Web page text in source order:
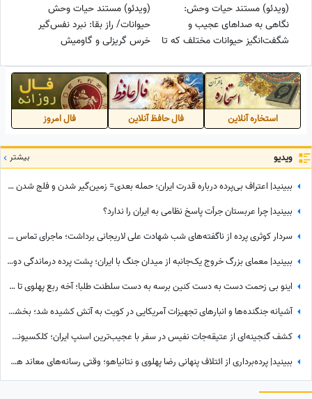
(ویدئو) مستند حیات وحش:
نگاهی به صداهای عجیب و
شگفت‌انگیز حیوانات مختلف که تا
کیوی تا شیر دریایی
(ویدئو) مستند حیات وحش
حیوانات/ راز بقا: نبرد نفس‌گیر
خرس گریزلی و گاومیش
استخاره آنلاین فال حافظ آنلاین فال امروز
ویدیو بیشتر
ببینید| اعتراف بی‌پرده درباره قدرت ایران؛ حمله بعدی= زمین‌گیر شدن و فلج شدن ما!
ببینید| چرا عربستان جرأت پاسخ نظامی به ایران را ندارد؟
سردار کوثری پرده از ناگفته‌های شب شهادت علی لاریجانی برداشت؛ ماجرای تماس آخر پسر شهید لاریجانی چه بود؟
ببینید| معمای بزرگ خروج یک‌جانبه از میدان جنگ با ایران؛ پشت پرده درماندگی دولتمردان آمریکایی!
اینو بی زحمت دست به دست کنین برسه به دست سلطنت طلبا؛ آخه ربع پهلوی تا حالا توی دعوای محله‌ای هم شرکت نکرده که آرزوی این چنینی براش دارید!+ویدیو
آشیانه جنگنده‌ها و انبارهای تجهیزات آمریکایی در کویت به آتش کشیده شد؛ بخشی از انتقام حمله به قشم تیک خورد!
کشف گنجینه‌ای از عتیقه‌جات نفیس در سفر با عجیب‌ترین اسنپ ایران؛ کلکسیونی که همه را شگفت‌زده کرد
ببینید| پرده‌برداری از ائتلاف پنهانی رضا پهلوی و نتانیاهو؛ وقتی رسانه‌های معاند هم به بی‌عرضگی اپوزیسیون اعتراف می‌کنند!